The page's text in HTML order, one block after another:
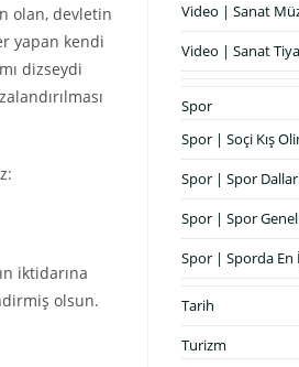
olan, devletin
yapan kendi
dizseydi
iktidarına
olsun.
Video | Sanat
Video | Sanat
Spor
Spor | Soçi Kış
Spor | Spor
Spor | Spor
Spor | Sporda En
Tarih
Turizm